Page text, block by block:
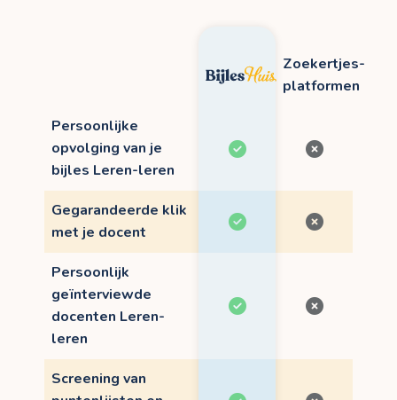
Zoekertjes-
platformen
Persoonlijke
opvolging van je
bijles Leren-leren
Gegarandeerde klik
met je docent
Persoonlijk
geïnterviewde
docenten Leren-
leren
Screening van